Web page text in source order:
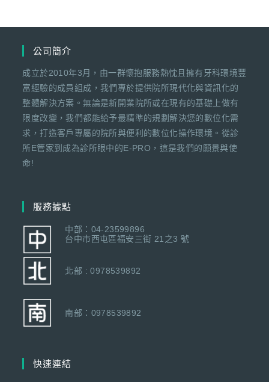
公司簡介
成立於2010年3月，由一群懷抱服務熱忱且擁有牙科環境豐
富經驗的成員組成，我們專於提供院所現代化與資訊化的
整體解決方案。無論是新開業院所或在現有的基礎上做有
限度改變，我們都能給予最精準的規劃解決您的數位化需
求，打造客戶專屬的院所與便利的數位化操作環境。從診
所E管家到成為診所眼中的E-PRO，這是我們的願景與使
命!
服務據點
中部：04-23599896
台中市西屯區福安三街 21之3 號
北部 : 0978539892
南部：0978539892
快速連結